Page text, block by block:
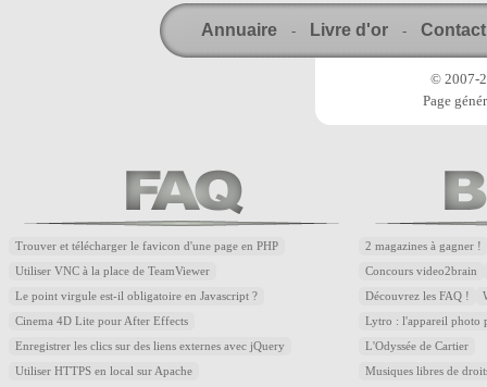
Annuaire - Livre d'or - Contact
© 2007-
Page
Trouver et télécharger le favicon d'une page en PHP
Utiliser VNC à la place de TeamViewer
Le point virgule est-il obligatoire en Javascript ?
Cinema 4D Lite pour After Effects
Enregistrer les clics sur des liens externes avec jQuery
Utiliser HTTPS en local sur Apache
2 magazines à gagner !
Concours video2brain
Découvrez les FAQ !
Lytro : l'appareil photo
L'Odyssée de Cartier
Musiques libres de